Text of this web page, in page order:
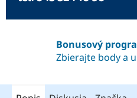
Bonusový
Zbierajte body a